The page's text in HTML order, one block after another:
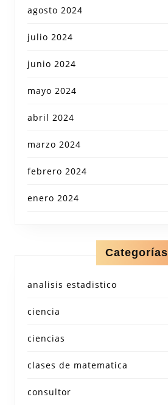
agosto 2024
julio 2024
junio 2024
mayo 2024
abril 2024
marzo 2024
febrero 2024
enero 2024
Categorías
analisis estadistico
ciencia
ciencias
clases de matematica
consultor